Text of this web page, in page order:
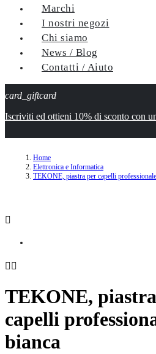
Marchi
I nostri negozi
Chi siamo
News / Blog
Contatti / Aiuto
card_giftcard
Iscriviti ed ottieni 10% di sconto con
Home
Elettronica e Informatica
TEKONE, piastra per capelli

 
TEKONE,
capelli
bianca